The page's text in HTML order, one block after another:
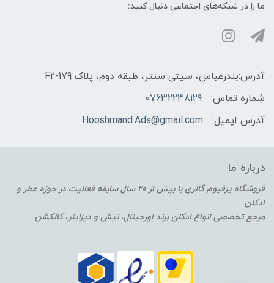
ما را در شبکه‌های اجتماعی دنبال کنید:
آدرس:بندرعباس، سیتی سنتر، طبقه دوم، پلاک F2-179
شماره تماس:
07632238129
آدرس ایمیل:
Hooshmand.Ads@gmail.com
درباره ما
فروشگاه پرفیوم گالری با بیش از 20 سال سابقه فعالیت در حوزه عطر و
ادکلن
مرجع تخصصی انواع ادکلن برند اورجینال، نیش و دیزاینر، کالکشن